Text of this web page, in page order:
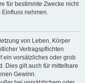
für bestimmte Zwecke nicht
Einfluss nehmen.
von Leben, Körper
Vertragspflichten
ein vorsätzliches oder grob
Dies gilt auch für mittelbare
Gewinn.